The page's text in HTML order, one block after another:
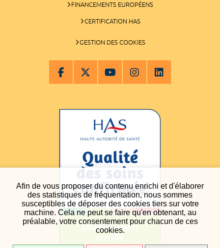
Afin de vous proposer du contenu enrichi et d'élaborer
des statistiques de fréquentation, nous sommes
susceptibles de déposer des cookies tiers sur votre
machine. Cela ne peut se faire qu'en obtenant, au
préalable, votre consentement pour chacun de ces
cookies.
FINANCEMENTS EUROPÉENS
CERTIFICATION HAS
GESTION DES COOKIES